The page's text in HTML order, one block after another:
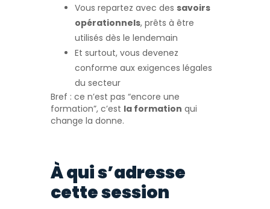
Vous repartez avec des savoirs
opérationnels, prêts à être
utilisés dès le lendemain
Et surtout, vous devenez
conforme aux exigences légales
du secteur
Bref : ce n’est pas “encore une
formation”, c’est la formation qui
change la donne.
À qui s’adresse
cette session